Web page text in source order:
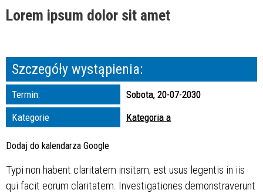
Trwające w
zakresie
Miejsce
Lorem ipsum dolor sit amet
Szczegóły wystąpienia:
Termin:
Sobota, 20-07-2030
Kategorie
Kategoria a
Dodaj do kalendarza Google
Typi non habent claritatem insitam; est usus legentis in iis
qui facit eorum claritatem. Investigationes demonstraverunt